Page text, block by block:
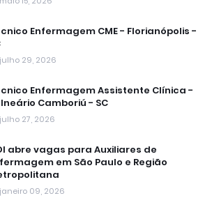
Enfermagem CME - Florianópolis -
julho 29, 2026
Enfermagem Assistente Clínica -
Camboriú - SC
julho 27, 2026
abre vagas para Auxiliares de
em São Paulo e Região
janeiro 09, 2026